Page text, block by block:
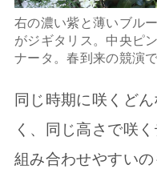
右の濃い紫と薄いブル
がジギタリス。中央ピ
ナータ。春到来の競演で
同じ時期に咲くど
く、同じ高さで咲
組み合わせやすいの